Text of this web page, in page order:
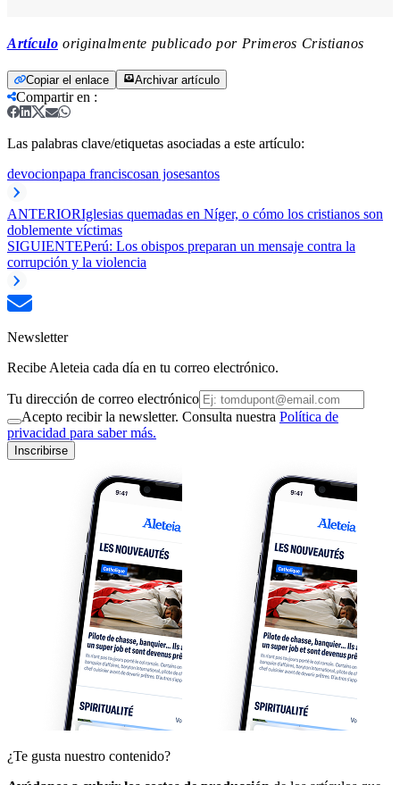
Artículo originalmente publicado por Primeros Cristianos
Copiar el enlace Archivar artículo
Compartir en :
Las palabras clave/etiquetas asociadas a este artículo:
devocionpapa franciscosan josesantos
ANTERIORIglesias quemadas en Níger, o cómo los cristianos son
doblemente víctimas
SIGUIENTEPerú: Los obispos preparan un mensaje contra la
corrupción y la violencia
Newsletter
Recibe Aleteia cada día en tu correo electrónico.
Tu dirección de correo electrónico
Acepto recibir la newsletter. Consulta nuestra Política de
privacidad para saber más.
Inscribirse
¿Te gusta nuestro contenido?